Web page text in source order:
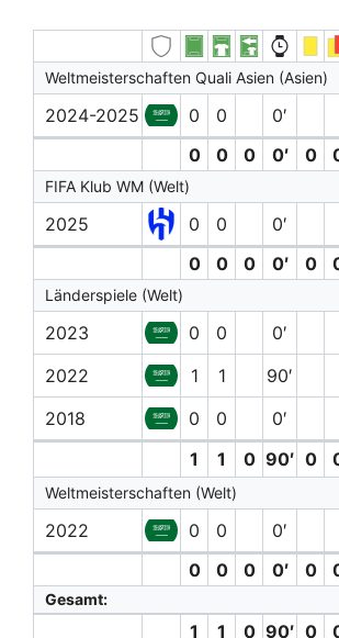
Weltmeisterschaften Quali Asien (Asien)
2024-2025 0 0
0′
0
0 0 0′ 0
FIFA Klub WM (Welt)
2025 0 0
0′
0
0 0 0′ 0
Länderspiele (Welt)
2023 0 0
0′
2022
1 1 90′
2018 0 0
0′
1
1 0 90′ 0
Weltmeisterschaften (Welt)
2022 0 0
0′
0
0 0 0′ 0
Gesamt:
1 1 0 90′ 0